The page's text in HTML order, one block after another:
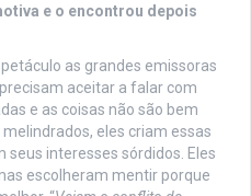
e o encontrou depois
as grandes emissoras
aceitar a falar com
e as coisas não são bem
eles criam essas
interesses sórdidos. Eles
escolheram mentir porque